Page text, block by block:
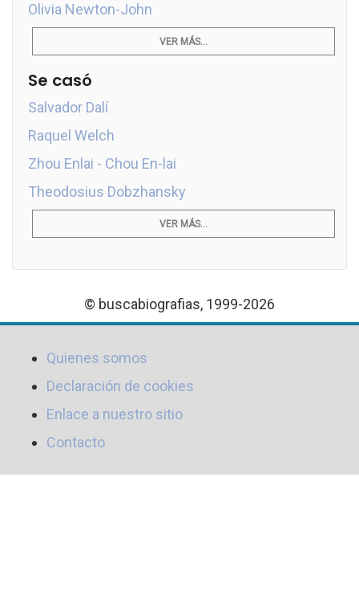
Olivia Newton-John
VER MÁS...
Se casó
Salvador Dalí
Raquel Welch
Zhou Enlai - Chou En-lai
Theodosius Dobzhansky
VER MÁS...
© buscabiografias, 1999-2026
Quienes somos
Declaración de cookies
Enlace a nuestro sitio
Contacto